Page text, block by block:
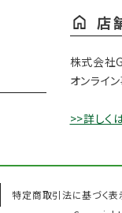
店
株式会社
オンライ
>>詳しく
特定商取引法に基づく表